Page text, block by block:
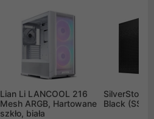
Lian Li LANCOOL 216
Mesh ARGB, Hartowane
szkło, biała
SilverStone
Black (SST-